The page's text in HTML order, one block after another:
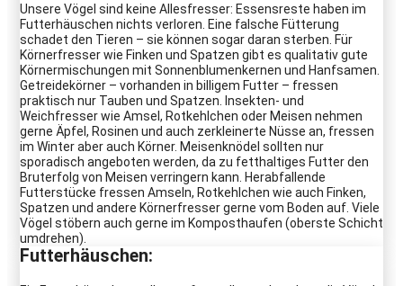
Unsere Vögel sind keine Allesfresser: Essensreste haben im
Futterhäuschen nichts verloren. Eine falsche Fütterung
schadet den Tieren – sie können sogar daran sterben. Für
Körnerfresser wie Finken und Spatzen gibt es qualitativ gute
Körnermischungen mit Sonnenblumenkernen und Hanfsamen.
Getreidekörner – vorhanden in billigem Futter – fressen
praktisch nur Tauben und Spatzen. Insekten- und
Weichfresser wie Amsel, Rotkehlchen oder Meisen nehmen
gerne Äpfel, Rosinen und auch zerkleinerte Nüsse an, fressen
im Winter aber auch Körner. Meisenknödel sollten nur
sporadisch angeboten werden, da zu fetthaltiges Futter den
Bruterfolg von Meisen verringern kann. Herabfallende
Futterstücke fressen Amseln, Rotkehlchen wie auch Finken,
Spatzen und andere Körnerfresser gerne vom Boden auf. Viele
Vögel stöbern auch gerne im Komposthaufen (oberste Schicht
umdrehen).
Futterhäuschen: